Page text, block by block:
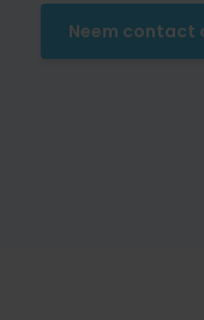
Neem contact